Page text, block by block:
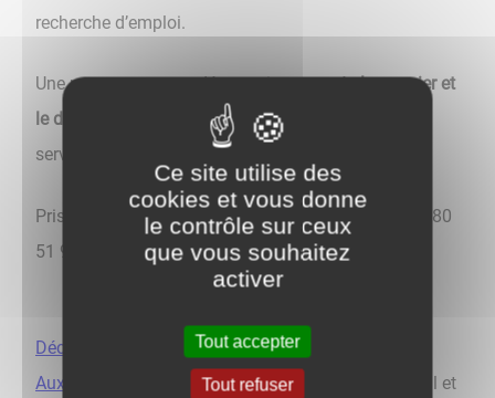
recherche d’emploi.
Une permanence est désormais proposéele premier et
le dernier jeudi du mois, de 9h45 à 12h,
services (2, rue de la Paix).
Prise de rendez-vous : contact@flexiservices.fr
- 03 80
51 96 41 / 06 23 21 78 24 -https//flexiservices.fr
Découvrez toutes les permanences proposées à
Auxonne
(santé, logement, accompagnement social et
Ce site utilise des
cookies et vous donne
le contrôle sur ceux
que vous souhaitez
activer
Tout accepter
Tout refuser